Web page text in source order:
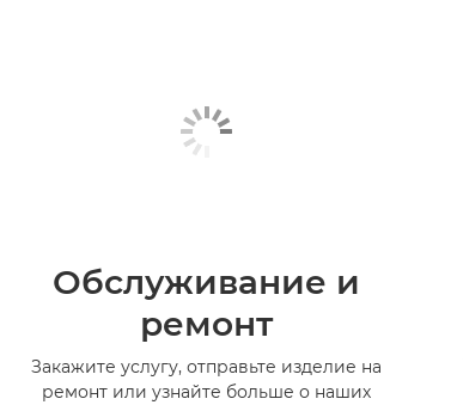
Обслуживание и
ремонт
Закажите услугу, отправьте изделие на
ремонт или узнайте больше о наших